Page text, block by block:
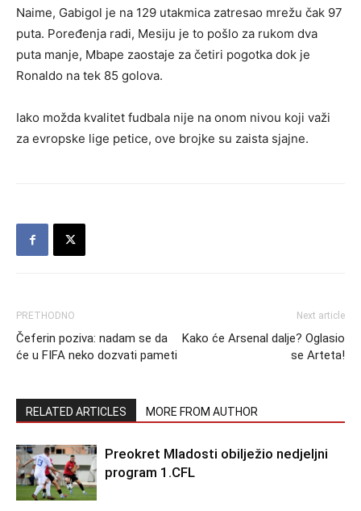
Naime, Gabigol je na 129 utakmica zatresao mrežu čak 97
puta. Poređenja radi, Mesiju je to pošlo za rukom dva
puta manje, Mbape zaostaje za četiri pogotka dok je
Ronaldo na tek 85 golova.
Iako možda kvalitet fudbala nije na onom nivou koji važi
za evropske lige petice, ove brojke su zaista sjajne.
PRETHODNO
Čeferin poziva: nadam se da
će u FIFA neko dozvati pameti
Next article
Kako će Arsenal dalje? Oglasio
se Arteta!
RELATED ARTICLES MORE FROM AUTHOR
Preokret Mladosti obilježio nedjeljni
program 1.CFL